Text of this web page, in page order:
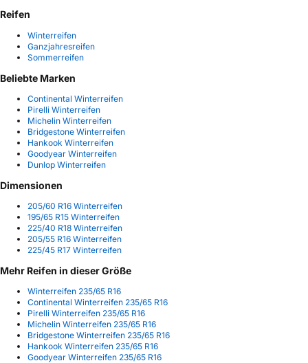
Reifen
Winterreifen
Ganzjahresreifen
Sommerreifen
Beliebte Marken
Continental Winterreifen
Pirelli Winterreifen
Michelin Winterreifen
Bridgestone Winterreifen
Hankook Winterreifen
Goodyear Winterreifen
Dunlop Winterreifen
Dimensionen
205/60 R16 Winterreifen
195/65 R15 Winterreifen
225/40 R18 Winterreifen
205/55 R16 Winterreifen
225/45 R17 Winterreifen
Mehr Reifen in dieser Größe
Winterreifen 235/65 R16
Continental Winterreifen 235/65 R16
Pirelli Winterreifen 235/65 R16
Michelin Winterreifen 235/65 R16
Bridgestone Winterreifen 235/65 R16
Hankook Winterreifen 235/65 R16
Goodyear Winterreifen 235/65 R16